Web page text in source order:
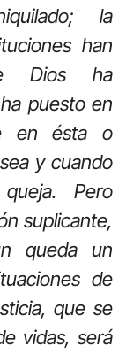
la
han
Dios ha
puesto en
en ésta o
y cuando
Pero
suplicante,
queda un
de
que se
vidas, será